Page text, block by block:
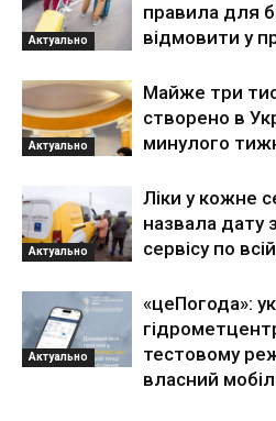
Актуально
правила для
відмовити у
Актуально
Майже три
створено в
минулого
Актуально
Ліки у кожне
назвала дату
сервісу по
Актуально
«цеПогода»:
тестовому
власний